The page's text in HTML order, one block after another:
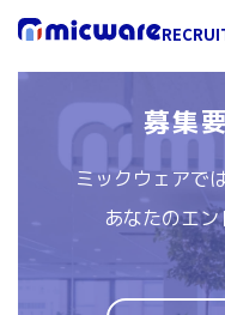
募集
ミックウェアでは
あなたのエン